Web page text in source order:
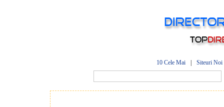
10 Cele Mai Siteuri Noi